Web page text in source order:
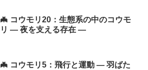
🦇 コウモリ20：生態系の中のコウモ
リ ― 夜を支える存在 ―
🦇 コウモリ5：飛行と運動 ― 羽ばた